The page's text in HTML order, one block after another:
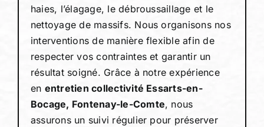
haies, l’élagage, le débroussaillage et le
nettoyage de massifs. Nous organisons nos
interventions de manière flexible afin de
respecter vos contraintes et garantir un
résultat soigné. Grâce à notre expérience
en entretien collectivité Essarts-en-
Bocage, Fontenay-le-Comte, nous
assurons un suivi régulier pour préserver